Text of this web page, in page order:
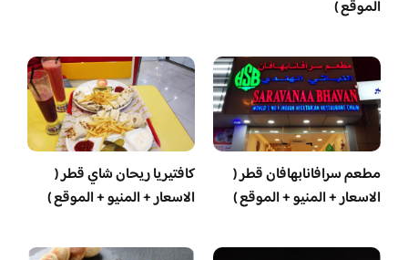
الموقع )
مطعم سرافانابهافان قطر (
الاسعار + المنيو + الموقع )
كافتيريا ريحان شاي قطر (
الاسعار + المنيو + الموقع )